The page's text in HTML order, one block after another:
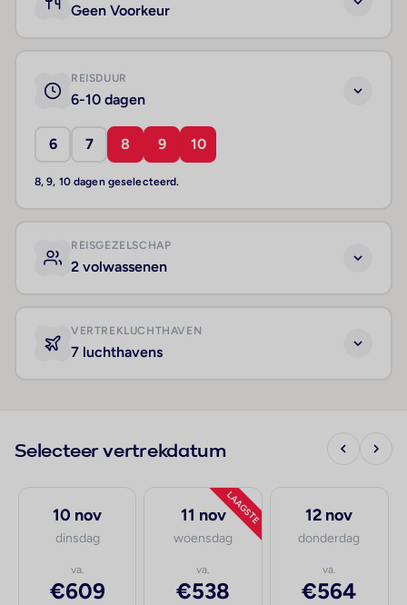
Geen Voorkeur
REISDUUR
6-10 dagen
6 7 8 9 10
8, 9, 10 dagen geselecteerd.
REISGEZELSCHAP
2 volwassenen
VERTREKLUCHTHAVEN
7 luchthavens
Selecteer vertrekdatum
10 nov
dinsdag
va.
€609
LAAGSTE
11 nov
woensdag
va.
€538
12 nov
donderdag
va.
€564